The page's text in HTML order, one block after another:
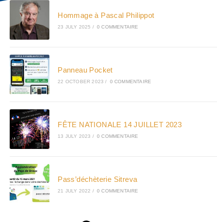
Hommage à Pascal Philippot
23 JULY 2025 / 0 COMMENTAIRE
Panneau Pocket
22 OCTOBER 2023 / 0 COMMENTAIRE
FÊTE NATIONALE 14 JUILLET 2023
13 JULY 2023 / 0 COMMENTAIRE
Pass’déchèterie Sitreva
21 JULY 2022 / 0 COMMENTAIRE